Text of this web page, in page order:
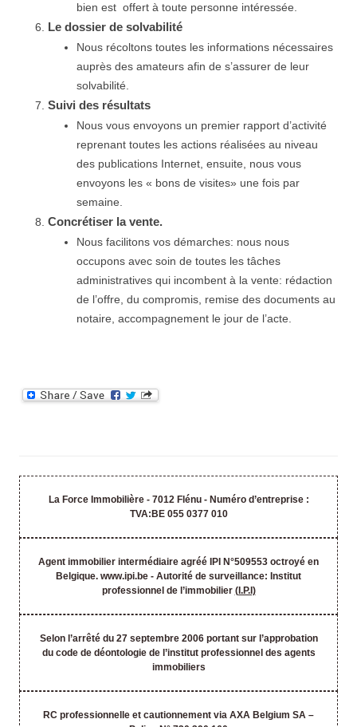
bien est offert à toute personne intéressée.
Le dossier de solvabilité
Nous récoltons toutes les informations nécessaires
auprès des amateurs afin de s’assurer de leur
solvabilité.
Suivi des résultats
Nous vous envoyons un premier rapport d’activité
reprenant toutes les actions réalisées au niveau
des publications Internet, ensuite, nous vous
envoyons les « bons de visites» une fois par
semaine.
Concrétiser la vente.
Nous facilitons vos démarches: nous nous
occupons avec soin de toutes les tâches
administratives qui incombent à la vente: rédaction
de l’offre, du compromis, remise des documents au
notaire, accompagnement le jour de l’acte.
La Force Immobilière - 7012 Flénu - Numéro d’entreprise :
TVA:BE 055 0377 010
Agent immobilier intermédiaire agréé IPI N°509553 octroyé en
Belgique. www.ipi.be - Autorité de surveillance: Institut
professionnel de l’immobilier (I.P.I)
Selon l’arrêté du 27 septembre 2006 portant sur l’approbation
du code de déontologie de l’institut professionnel des agents
immobiliers
RC professionnelle et cautionnement via AXA Belgium SA –